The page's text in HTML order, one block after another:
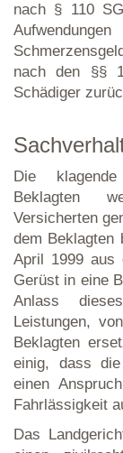
nach § 110
nach den §§
Schädiger
Die
Beklagten
Versicherten
dem Beklagten
April 1999 aus
Gerüst in eine
Anlass
Leistungen,
Beklagten
einig, dass die
einen
Fahrlässigkeit
Das